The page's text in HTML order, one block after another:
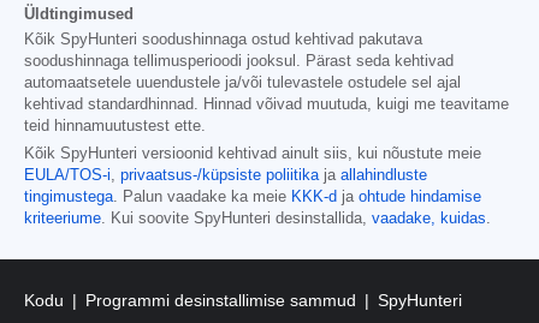
Üldtingimused
Kõik SpyHunteri soodushinnaga ostud kehtivad pakutava
soodushinnaga tellimusperioodi jooksul. Pärast seda kehtivad
automaatsetele uuendustele ja/või tulevastele ostudele sel ajal
kehtivad standardhinnad. Hinnad võivad muutuda, kuigi me teavitame
teid hinnamuutustest ette.
Kõik SpyHunteri versioonid kehtivad ainult siis, kui nõustute meie
EULA/TOS-i, privaatsus-/küpsiste poliitikaja allahindluste
tingimustega. Palun vaadake ka meie KKK-d ja ohtude hindamise
kriteeriume. Kui soovite SpyHunteri desinstallida, vaadake, kuidas.
Kodu Programmi desinstallimise sammud SpyHunteri